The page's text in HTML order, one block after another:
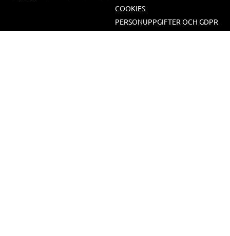
COOKIES
PERSONUPPGIFTER OCH GDPR